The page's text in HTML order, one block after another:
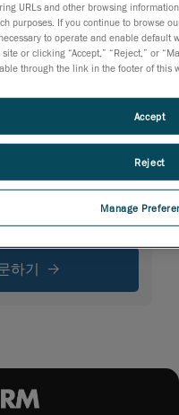
하기
URLs and other browsing
purposes. If you continue to browse
to operate and enable
or clicking “Accept,” “Reject,” or
through the link in the footer of this
Manage
Reject
Accept